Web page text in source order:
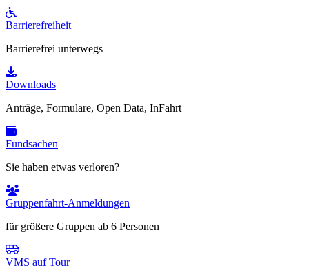
Barrierefreiheit
Barrierefrei unterwegs
Downloads
Anträge, Formulare, Open Data, InFahrt
Fundsachen
Sie haben etwas verloren?
Gruppenfahrt-Anmeldungen
für größere Gruppen ab 6 Personen
VMS auf Tour